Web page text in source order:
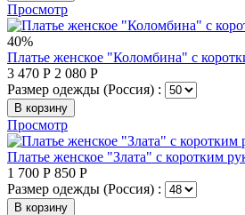
Просмотр
40%
Платье женское "Коломбина" с
3 470 Р 2 080 Р
Размер одежды (Россия) :
В корзину
Просмотр
Платье женское "Злата" с коротким
1 700 Р 850 Р
Размер одежды (Россия) :
В корзину